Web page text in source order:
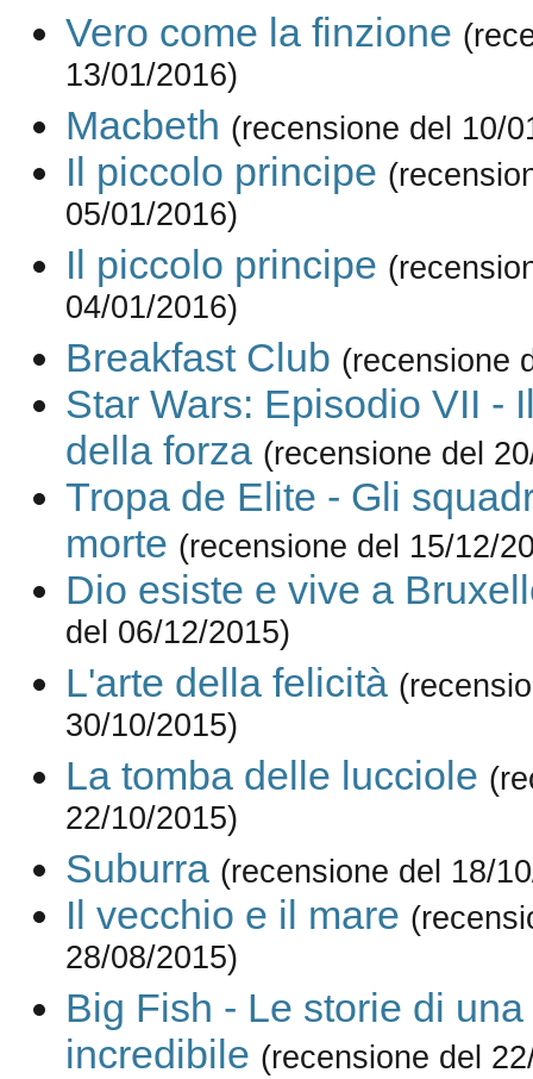
Vero come la finzione
13/01/2016)
Macbeth (recensione del 10/
Il piccolo principe
05/01/2016)
Il piccolo principe
04/01/2016)
Breakfast Club (recensione
Star Wars: Episodio VII -
della forza (recensione del
Tropa de Elite - Gli
morte (recensione del 15/12/
Dio esiste e vive a
del 06/12/2015)
L'arte della felicità
30/10/2015)
La tomba delle lucciole
22/10/2015)
Suburra (recensione del 18/
Il vecchio e il mare
28/08/2015)
Big Fish - Le storie di una
incredibile (recensione del